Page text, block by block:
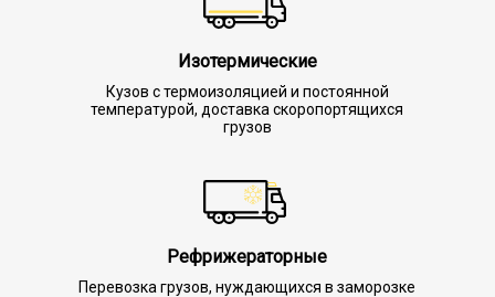
Изотермические
Кузов с термоизоляцией и постоянной
температурой, доставка скоропортящихся
грузов
Рефрижераторные
Перевозка грузов, нуждающихся в заморозке